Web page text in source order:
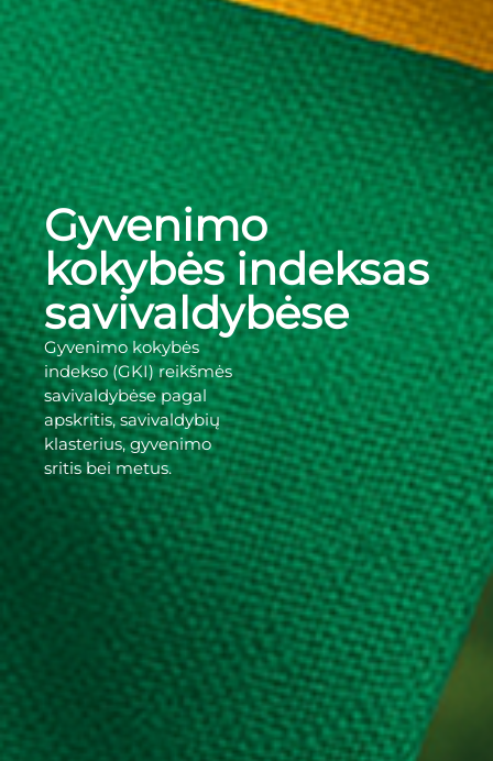
Gyvenimo
kokybės indeksas
savivaldybėse
Gyvenimo kokybės
indekso (GKI) reikšmės
savivaldybėse pagal
apskritis, savivaldybių
klasterius, gyvenimo
sritis bei metus.